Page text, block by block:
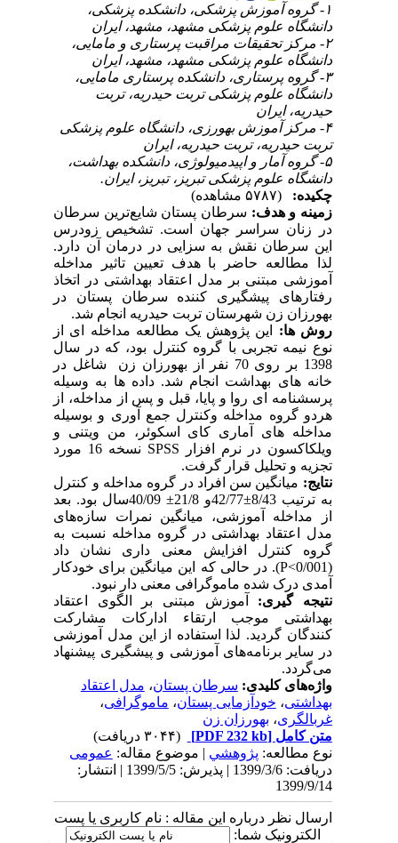
۱- گروه آموزش پزشکی، دانشکده پزشکی،
دانشگاه علوم پزشکی مشهد، مشهد، ایران
۲- مرکز تحقیقات مراقبت پرستاری و مامایی،
دانشگاه علوم پزشکی مشهد، مشهد، ایران
۳- گروه پرستاری، دانشکده پرستاری مامایی،
دانشگاه علوم پزشکی تربت حیدریه، تربت
حیدریه، ایران
۴- مرکز آموزش بهورزی، دانشگاه علوم پزشکی
تربت حیدریه، تربت حیدریه، ایران
۵- گروه آمار و اپیدمیولوژی، دانشکده بهداشت،
دانشگاه علوم پزشکی تبریز، تبریز، ایران.
(۵۷۸۷ مشاهده)
زمینه و هدف: سرطان پستان شایع‌ترین سرطان
در زنان سراسر جهان است. تشخیص زودرس
این سرطان نقش به سزایی در درمان آن دارد.
لذا مطالعه حاضر با هدف تعیین تاثیر مداخله
آموزشی مبتنی بر مدل اعتقاد بهداشتی در اتخاذ
رفتارهای پیشگیری کننده سرطان پستان در
بهورزان زن شهرستان تربت حیدریه انجام شد .
روش­ ها: این پژوهش یک مطالعه مداخله ای از
نوع نیمه تجربی با گروه کنترل بود، که در سال
1398 بر روی 70 نفر از بهورزان زن شاغل در
خانه های بهداشت انجام شد. داده ها به وسیله
پرسشنامه ای روا و پایا، قبل و پس از مداخله، از
هردو گروه مداخله وکنترل جمع آوری و بوسیله
مداخله های آماری کای اسکوئر، من ویتنی و
ویلکاکسون در نرم افزار SPSS
نسخه 16 مورد
تجزیه و تحلیل قرار گرفت.
میانگین سن افراد در گروه مداخله و کنترل
به ترتیب 8/43
±42/77و 21/8 ±40/09سال بود
. بعد
از مداخله آموزشی، میانگین نمرات سازه‌های
مدل اعتقاد بهداشتی در گروه مداخله نسبت به
گروه کنترل افزایش معنی داری نشان داد
P). در حالی که این میانگین برای خودکار
آمدی درک شده ماموگرافی معنی دار نبود .
نتیجه­ گیری:آموزش مبتنی بر الگوی اعتقاد
بهداشتی موجب ارتقاء ادارکات مشارکت
کنندگان گردید. لذا استفاده از این مدل آموزشی
در سایر برنامه‌های آموزشی و پیشگیری پیشنهاد
می‌گردد.
واژه‌های کلیدی:سرطان پستان،مدل اعتقاد
،خودآزمایی پستان،ماموگرافی،
غربالگری، بهورزان زن
متن کامل[PDF 232 kb]
(۳۰۴۴ دریافت)
نوع مطالعه:پژوهشي| موضوع مقاله:عمومى
دریافت: 1399/3/6 | پذیرش: 1399/5/5 | انتشار:
1399/9/14
ارسال نظر درباره این مقاله : نام کاربری یا پست
الکترونیک شما: